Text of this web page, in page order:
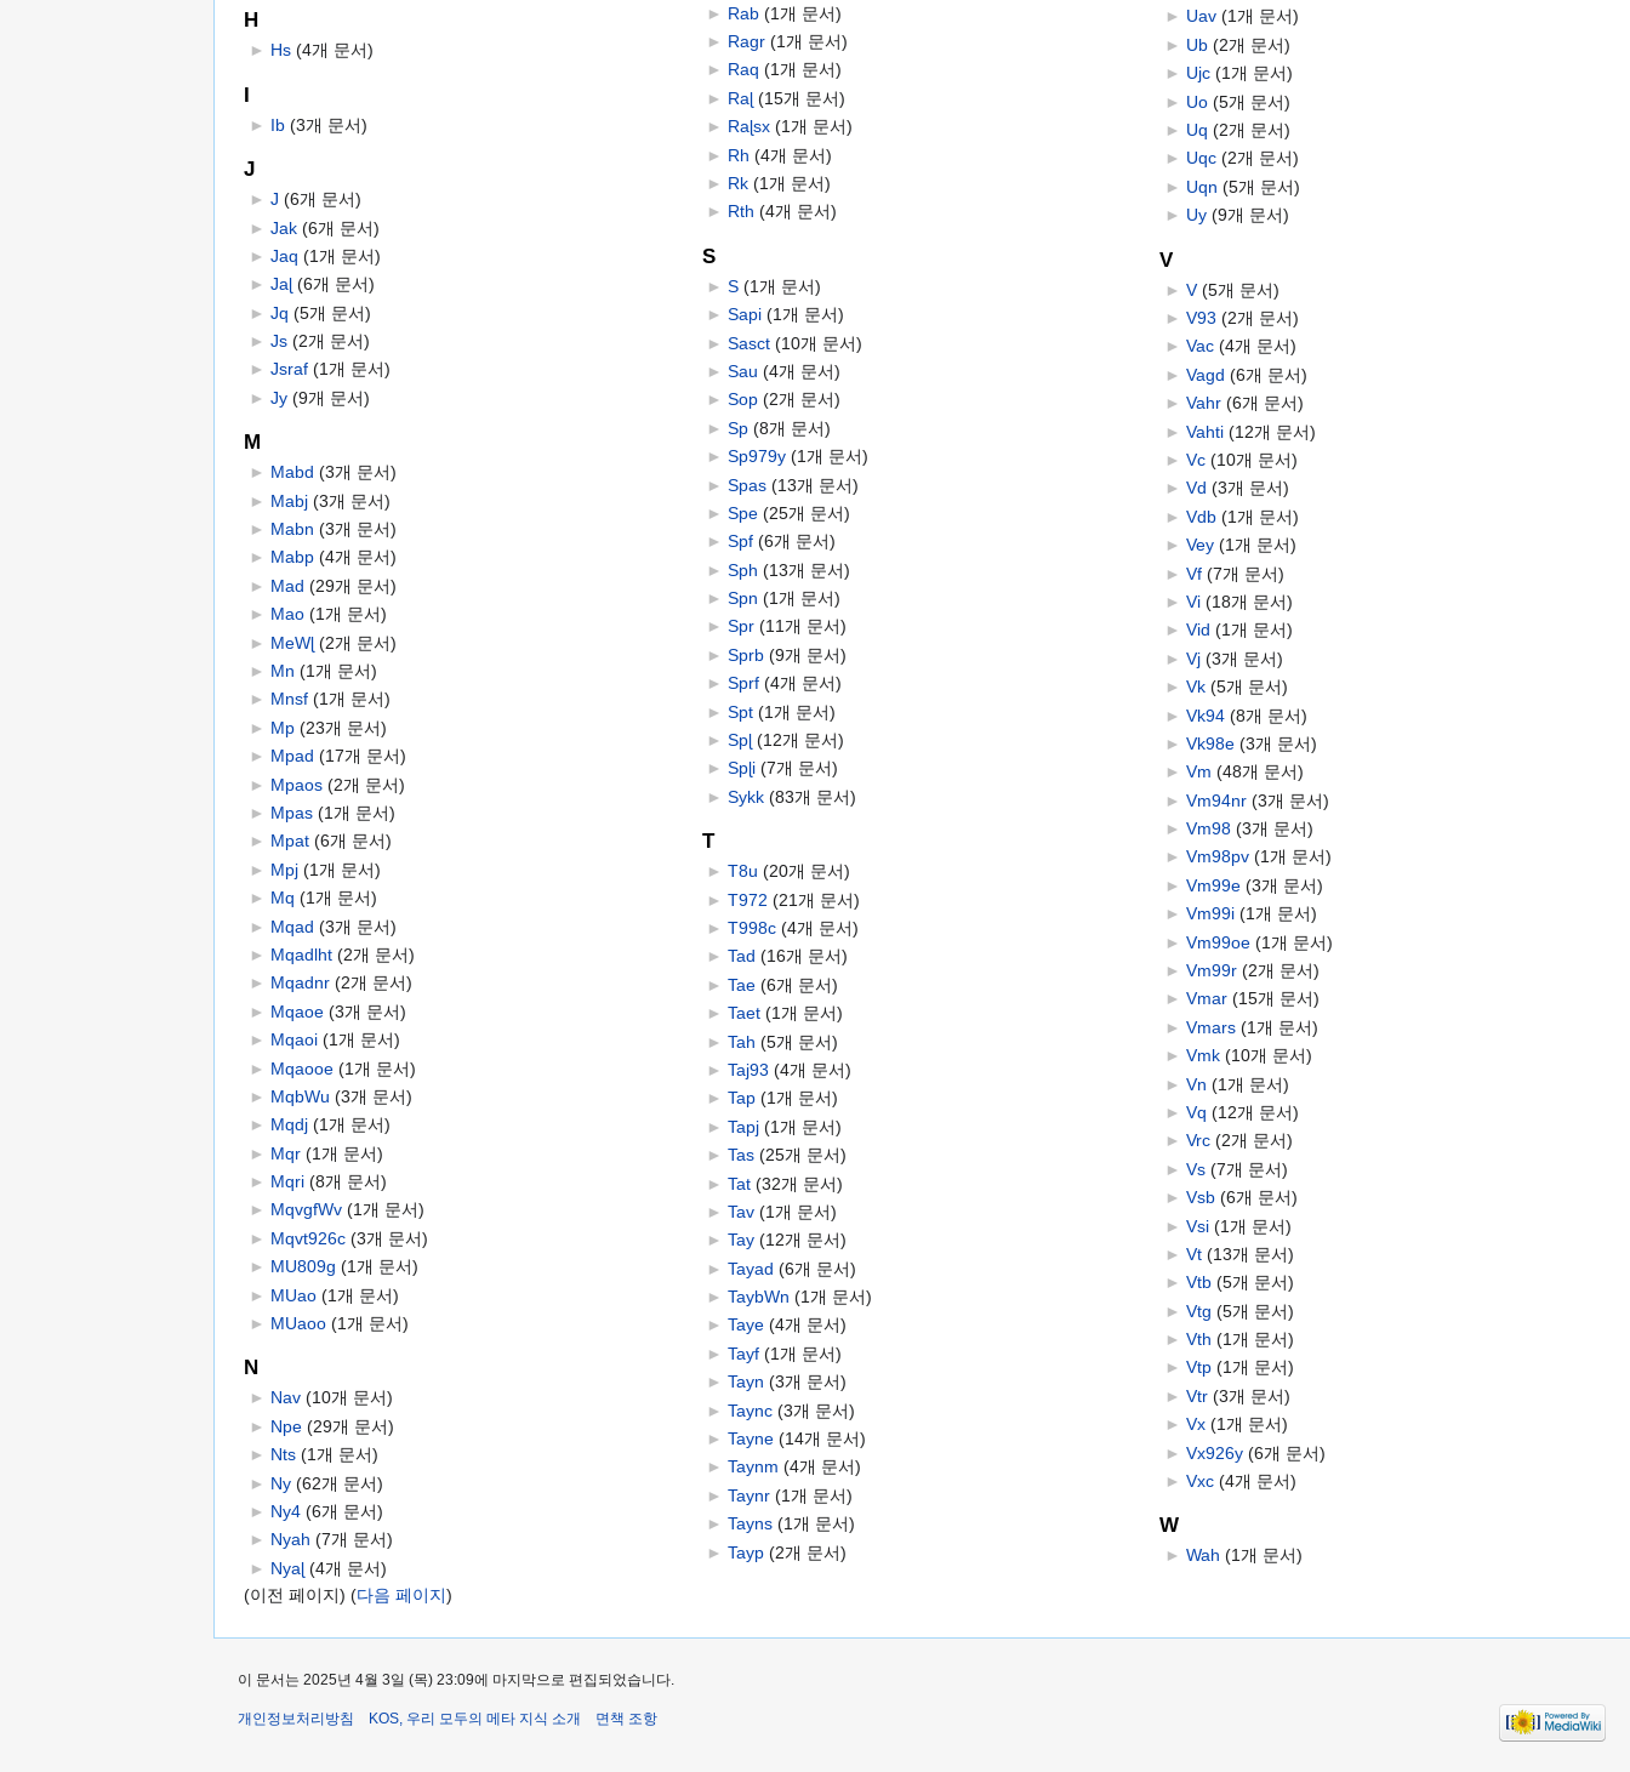
H
► Hs‎ (4개 문서)
I
► Ib‎ (3개 문서)
J
► J (6개 문서)
► Jak‎ (6개 문서)
► Jaq (1개 문서)
► Jaɭ‎ (6개 문서)
► Jq (5개 문서)
► Js‎ (2개 문서)
► Jsraf‎ (1개 문서)
► Jy‎ (9개 문서)
M
► Mabd (3개 문서)
► Mabj‎ (3개 문서)
► Mabn (3개 문서)
► Mabp‎ (4개 문서)
► Mad (29개 문서)
► Mao‎ (1개 문서)
► MeWɭ‎ (2개 문서)
► Mn (1개 문서)
► Mnsf‎ (1개 문서)
► Mp‎ (23개 문서)
► Mpad (17개 문서)
► Mpaos‎ (2개 문서)
► Mpas‎ (1개 문서)
► Mpat‎ (6개 문서)
► Mpj‎ (1개 문서)
► Mq (1개 문서)
► Mqad (3개 문서)
► Mqadlht‎ (2개 문서)
► Mqadnr‎ (2개 문서)
► Mqaoe‎ (3개 문서)
► Mqaoi‎ (1개 문서)
► Mqaooe‎ (1개 문서)
► MqbWu (3개 문서)
► Mqdj‎ (1개 문서)
► Mqr‎ (1개 문서)
► Mqri‎ (8개 문서)
► MqvgfWv‎ (1개 문서)
► Mqvt926c‎ (3개 문서)
► MU809g (1개 문서)
► MUao‎ (1개 문서)
► MUaoo‎ (1개 문서)
N
► Nav‎ (10개 문서)
► Npe‎ (29개 문서)
► Nts‎ (1개 문서)
► Ny‎ (62개 문서)
► Ny4‎ (6개 문서)
► Nyah (7개 문서)
► Nyaɭ‎ (4개 문서)
► Rab ‎(1개 문서)
► Ragr ‎(1개 문서)
► Raq ‎(1개 문서)
► Raɭ ‎(15개 문서)
► Raɭsx ‎(1개 문서)
► Rh ‎(4개 문서)
► Rk ‎(1개 문서)
► Rth ‎(4개 문서)
S
►S ‎(1개 문서)
►Sapi ‎(1개 문서)
►Sasct ‎(10개 문서)
►Sau ‎(4개 문서)
►Sop ‎(2개 문서)
►Sp ‎(8개 문서)
►Sp979y ‎(1개 문서)
►Spas ‎(13개 문서)
►Spe ‎(25개 문서)
►Spf ‎(6개 문서)
►Sph ‎(13개 문서)
►Spn ‎(1개 문서)
►Spr ‎(11개 문서)
►Sprb ‎(9개 문서)
►Sprf ‎(4개 문서)
►Spt ‎(1개 문서)
►Spɭ ‎(12개 문서)
►Spɭi ‎(7개 문서)
►Sykk ‎(83개 문서)
T
►T8u ‎(20개 문서)
►T972 ‎(21개 문서)
►T998c ‎(4개 문서)
►Tad ‎(16개 문서)
►Tae ‎(6개 문서)
►Taet ‎(1개 문서)
►Tah ‎(5개 문서)
►Taj93 ‎(4개 문서)
►Tap ‎(1개 문서)
►Tapj ‎(1개 문서)
►Tas ‎(25개 문서)
►Tat ‎(32개 문서)
►Tav ‎(1개 문서)
►Tay ‎(12개 문서)
►Tayad ‎(6개 문서)
►TaybWn ‎(1개 문서)
►Taye ‎(4개 문서)
►Tayf ‎(1개 문서)
►Tayn ‎(3개 문서)
►Taync ‎(3개 문서)
►Tayne ‎(14개 문서)
►Taynm ‎(4개 문서)
►Taynr ‎(1개 문서)
►Tayns ‎(1개 문서)
►Tayp ‎(2개 문서)
► Uav‎ (1개 문서)
► Ub‎ (2개 문서)
► Ujc‎ (1개 문서)
► Uo‎ (5개 문서)
► Uq (2개 문서)
► Uqc‎ (2개 문서)
► Uqn (5개 문서)
► Uy‎ (9개 문서)
V
► V‎(5개 문서)
► V93 (2개 문서)
► Vac‎ (4개 문서)
► Vagd (6개 문서)
► Vahr‎ (6개 문서)
► Vahti‎ (12개 문서)
► Vc‎ (10개 문서)
► Vd (3개 문서)
► Vdb‎ (1개 문서)
► Vey‎ (1개 문서)
► Vf‎ (7개 문서)
► Vi‎ (18개 문서)
► Vid (1개 문서)
► Vj‎ (3개 문서)
► Vk‎ (5개 문서)
► Vk94‎ (8개 문서)
► Vk98e‎ (3개 문서)
► Vm (48개 문서)
► Vm94nr‎ (3개 문서)
► Vm98‎ (3개 문서)
► Vm98pv‎ (1개 문서)
► Vm99e‎ (3개 문서)
► Vm99i‎ (1개 문서)
► Vm99oe‎ (1개 문서)
► Vm99r‎ (2개 문서)
► Vmar‎ (15개 문서)
► Vmars‎ (1개 문서)
► Vmk‎ (10개 문서)
► Vn (1개 문서)
► Vq (12개 문서)
► Vrc‎ (2개 문서)
► Vs‎ (7개 문서)
► Vsb‎ (6개 문서)
► Vsi‎ (1개 문서)
► Vt‎ (13개 문서)
► Vtb‎ (5개 문서)
► Vtg (5개 문서)
► Vth (1개 문서)
► Vtp‎ (1개 문서)
► Vtr‎ (3개 문서)
► Vx‎ (1개 문서)
► Vx926y‎ (6개 문서)
► Vxc‎ (4개 문서)
W
► Wah (1개 문서)
(이전 페이지) (다음 페이지)
이 문서는 2025년 4월 3일 (목) 23:09에 마지막으로 편집되었습니다.
개인정보처리방침 KOS, 우리 모두의 메타 지식 소개 면책 조항